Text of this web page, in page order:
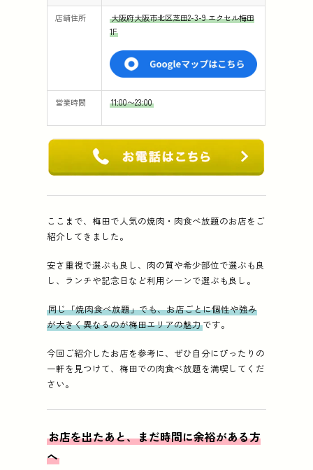
店舗住所
大阪府大阪市北区芝田2-3-9 エクセル梅田
1F
営業時間 11:00〜23:00
ここまで、梅田で人気の焼肉・肉食べ放題のお店をご
紹介してきました。
安さ重視で選ぶも良し、肉の質や希少部位で選ぶも良
し、ランチや記念日など利用シーンで選ぶも良し。
同じ「焼肉食べ放題」でも、お店ごとに個性や強み
が大きく異なるのが梅田エリアの魅力です。
今回ご紹介したお店を参考に、ぜひ自分にぴったりの
一軒を見つけて、梅田での肉食べ放題を満喫してくだ
さい。
お店を出たあと、まだ時間に余裕がある方
へ